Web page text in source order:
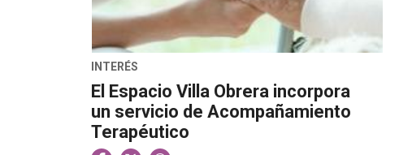
INTERÉS
El Espacio Villa Obrera incorpora
un servicio de Acompañamiento
Terapéutico